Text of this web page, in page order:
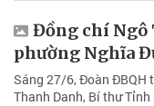
Đồng chí Ngô
phường Nghĩa
Sáng 27/6, Đoàn ĐBQH
Thanh Danh, Bí thư